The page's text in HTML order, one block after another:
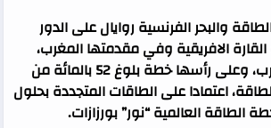
والبحر الفرنسية روايال على الدور
الافريقية وفي مقدمتها المغرب،
مذكرة بمبادرات المغرب، وعلى رأسها خطة بلوغ 52 بالمائة من
اعتمادا على الطاقات المتجددة بحلول